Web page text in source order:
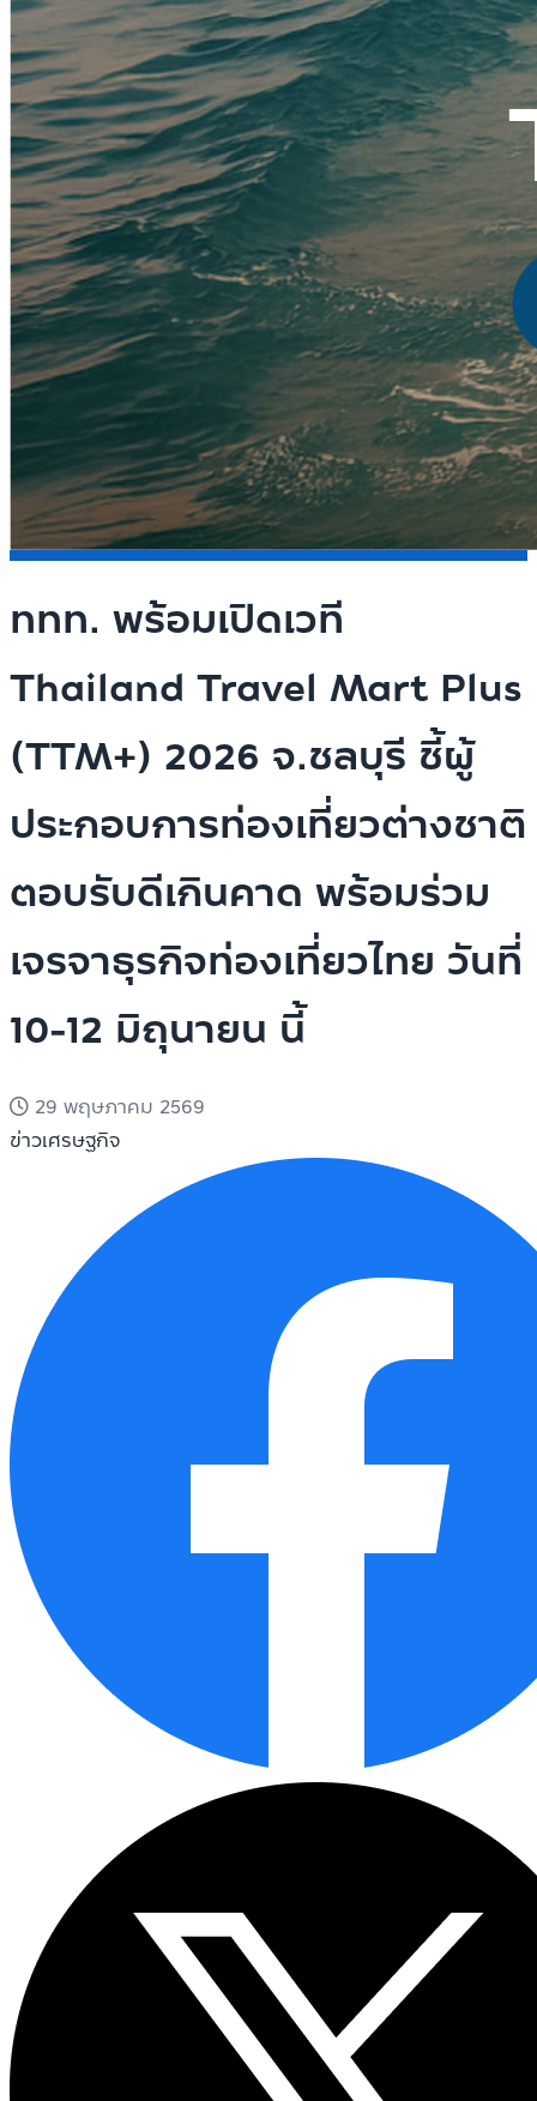
ททท. พร้อมเปิดเวที
Thailand Travel Mart Plus
(TTM+) 2026 จ.ชลบุรี ชี้ผู้
ประกอบการท่องเที่ยวต่างชาติ
ตอบรับดีเกินคาด พร้อมร่วม
เจรจาธุรกิจท่องเที่ยวไทย วันที่
10-12 มิถุนายน นี้
29 พฤษภาคม 2569
ข่าวเศรษฐกิจ